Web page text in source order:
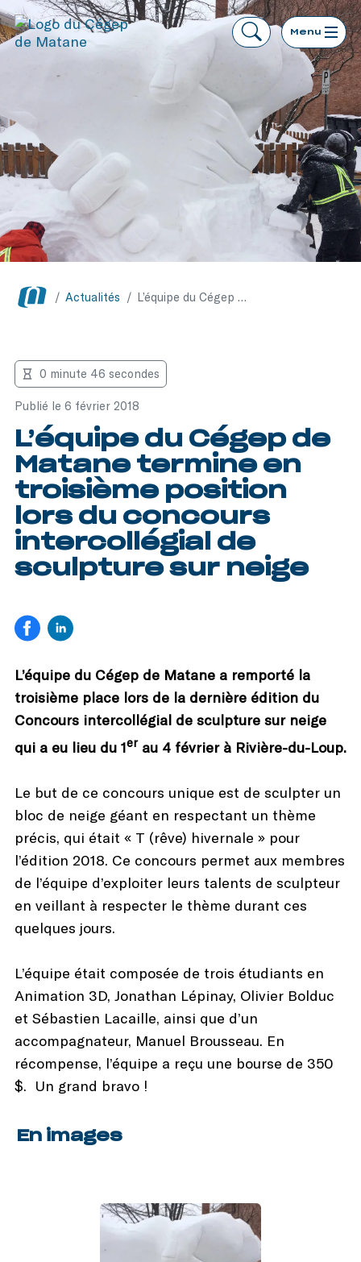
Menu
/ Actualités / L’équipe du Cégep de Matane termine en troisième position lors du concours intercollégial de sculpture sur neige
Publié le 6 février 2018
0 minute 46 secondes
L’équipe du Cégep de
Matane termine en
troisième position
lors du concours
intercollégial de
sculpture sur neige
L’équipe du Cégep de Matane a remporté la
troisième place lors de la dernière édition du
Concours intercollégial de sculpture sur neige
qui a eu lieu du 1erau 4 février à Rivière-du-Loup.
Le but de ce concours unique est de sculpter un
bloc de neige géant en respectant un thème
précis, qui était « T (rêve) hivernale » pour
l’édition 2018. Ce concours permet aux membres
de l’équipe d’exploiter leurs talents de sculpteur
en veillant à respecter le thème durant ces
quelques jours.
L’équipe était composée de trois étudiants en
Animation 3D, Jonathan Lépinay, Olivier Bolduc
et Sébastien Lacaille, ainsi que d’un
accompagnateur, Manuel Brousseau. En
récompense, l’équipe a reçu une bourse de 350
$. Un grand bravo !
En images